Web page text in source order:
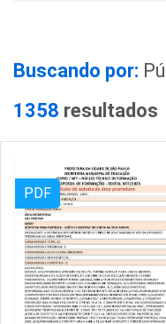
Buscando por:
1358 resultados
PDF